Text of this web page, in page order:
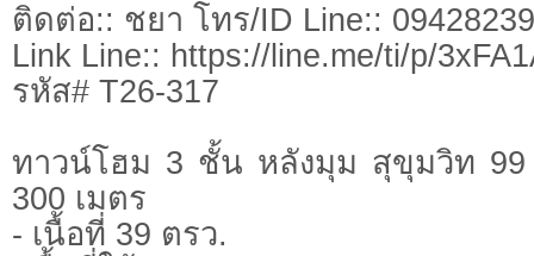
ติดต่อ:: ชยา โทร/ID Line::
Link Line:: https://line.me/ti/p/
รหัส# T26-317
ทาวน์โฮม 3 ชั้น หลังมุม สุขุมวิท 99
300 เมตร
- เนื้อที่ 39 ตรว.